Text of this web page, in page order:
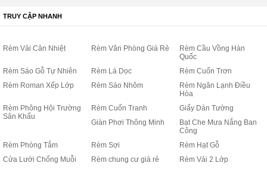
TRUY CẬP NHANH
Rèm Vải Cản Nhiệt Rèm Văn Phòng Giá Rẻ
Rèm Cầu Vồng Hàn
Quốc
Rèm Sáo Gỗ Tự Nhiên
Rèm Lá Dọc
Rèm Cuốn Trơn
Rèm Roman Xếp Lớp
Rèm Sáo Nhôm
Rèm Ngăn Lạnh Điều
Hòa
Rèm Phông Hội Trường
Sân Khấu
Rèm Cuốn Tranh
Giấy Dán Tường
Giàn Phơi Thông Minh
Bạt Che Mưa Nắng Ban
Công
Rèm Phòng Tắm
Rèm Sợi
Rèm Hạt Gỗ
Cửa Lưới Chống Muỗi
Rèm chung cư giá rẻ
Rèm Vải 2 Lớp